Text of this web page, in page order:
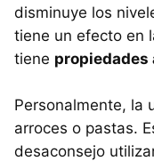
disminuye los
tiene un efecto en
tiene propiedades
Personalmente, la
arroces o pastas.
desaconsejo